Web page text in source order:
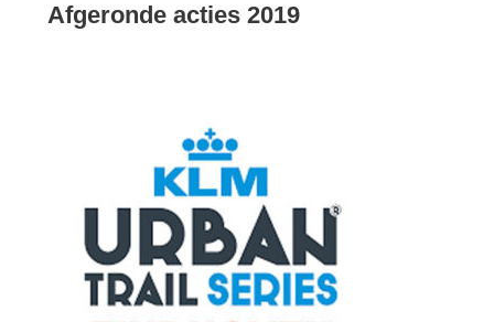
Afgeronde acties 2019